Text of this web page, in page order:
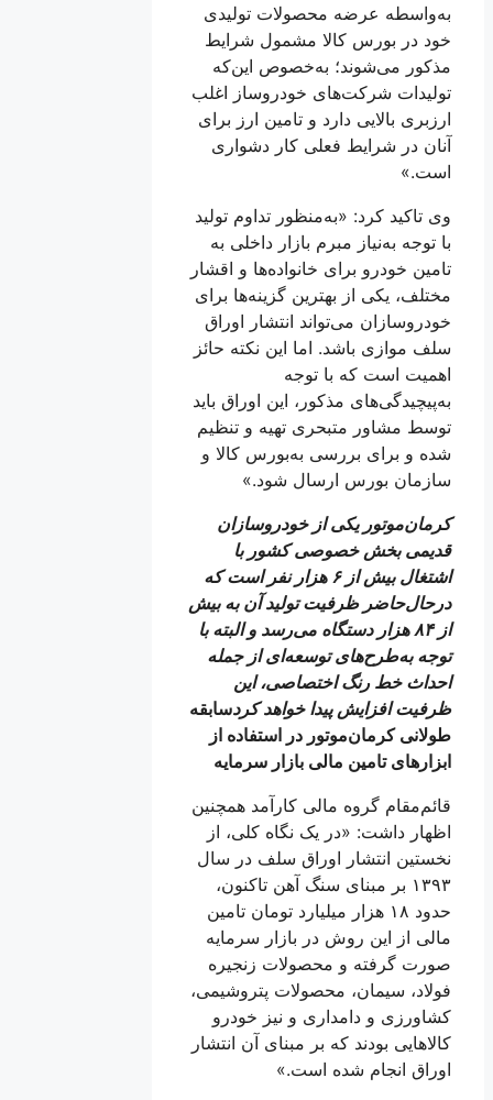
به‌واسطه عرضه محصولات تولیدی
خود در بورس کالا مشمول شرایط
مذکور می‌شوند؛ به‌خصوص این‌که
تولیدات شرکت‌های خودروساز اغلب
ارزبری بالایی دارد و تامین ارز برای
آنان در شرایط فعلی کار دشواری
است.»
وی تاکید کرد: «به‌منظور تداوم تولید
با توجه به‌نیاز مبرم بازار داخلی به
تامین خودرو برای خانواده‌ها و اقشار
مختلف، یکی از بهترین گزینه‌ها برای
خودروسازان می‌تواند انتشار اوراق
سلف موازی باشد. اما این نکته حائز
اهمیت است که با توجه
به‌پیچیدگی‌های مذکور، این اوراق باید
توسط مشاور متبحری تهیه و تنظیم
شده و برای بررسی به‌بورس کالا و
سازمان بورس ارسال شود.»
کرمان‌موتور یکی از خودروسازان
قدیمی بخش خصوصی کشور با
اشتغال بیش از ۶ هزار نفر است که
درحال‌حاضر ظرفیت تولید آن به بیش
از ۸۴ هزار دستگاه می‌رسد و البته با
توجه به‌طرح‌های توسعه‌ای از جمله
احداث خط رنگ اختصاصی، این
ظرفیت افزایش پیدا خواهد کرد سابقه
طولانی کرمان‌موتور در استفاده از
ابزارهای تامین مالی بازار سرمایه
قائم‌مقام گروه مالی کارآمد همچنین
اظهار داشت: «در یک نگاه کلی، از
نخستین انتشار اوراق سلف در سال
۱۳۹۳ بر مبنای سنگ آهن تاکنون،
حدود ۱۸ هزار میلیارد تومان تامین
مالی از این روش در بازار سرمایه
صورت گرفته و محصولات زنجیره
فولاد، سیمان، محصولات پتروشیمی،
کشاورزی و دامداری و نیز خودرو
کالاهایی بودند که بر مبنای آن انتشار
اوراق انجام شده است.»